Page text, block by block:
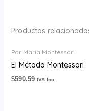
Productos
Por María Montessori
El Método Montessori
$590.59 IVA Inc.